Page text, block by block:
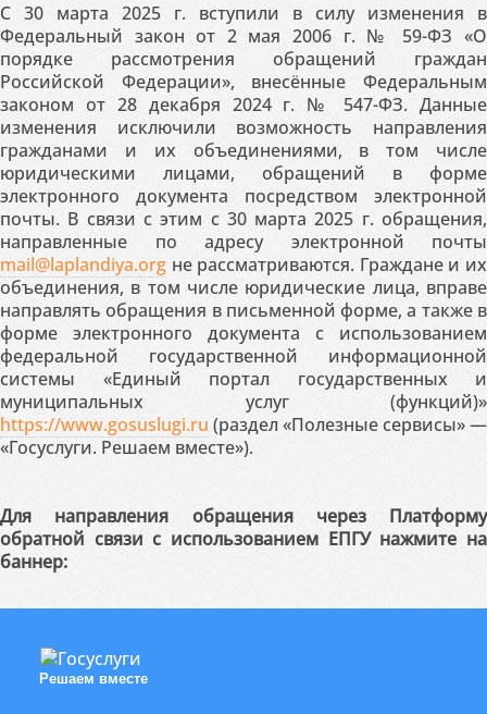
С 30 марта 2025 г. вступили в силу изменения в
Федеральный закон от 2 мая 2006 г. № 59-ФЗ «О
порядке рассмотрения обращений граждан
Российской Федерации», внесённые Федеральным
законом от 28 декабря 2024 г. № 547-ФЗ. Данные
изменения исключили возможность направления
гражданами и их объединениями, в том числе
юридическими лицами, обращений в форме
электронного документа посредством электронной
почты. В связи с этим с 30 марта 2025 г. обращения,
направленные по адресу электронной почты
mail@laplandiya.org не рассматриваются. Граждане и их
объединения, в том числе юридические лица, вправе
направлять обращения в письменной форме, а также в
форме электронного документа с использованием
федеральной государственной информационной
системы «Единый портал государственных и
муниципальных услуг (функций)»
https://www.gosuslugi.ru (раздел «Полезные сервисы» —
«Госуслуги. Решаем вместе»).
Для направления обращения через Платформу
обратной связи с использованием ЕПГУ нажмите на
баннер:
Решаем вместе